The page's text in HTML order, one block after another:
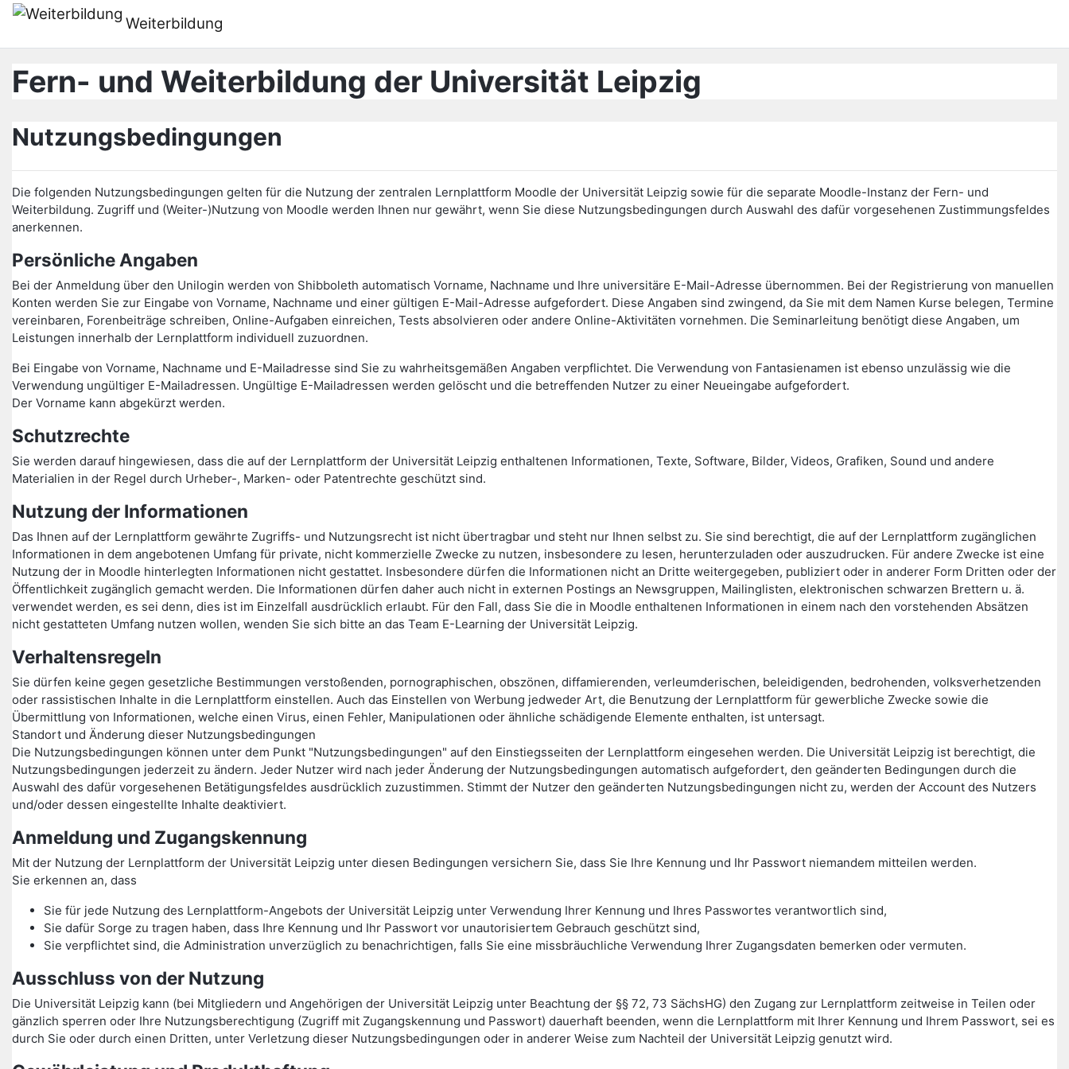
Zum Hauptinhalt
Weiterbildung
Fern- und Weiterbildung der Universität Leipzig
Nutzungsbedingungen
Die folgenden Nutzungsbedingungen gelten für die Nutzung der zentralen Lernplattform Moodle der Universität Leipzig sowie für die separate Moodle-Instanz der Fern- und
Weiterbildung. Zugriff und (Weiter-)Nutzung von Moodle werden Ihnen nur gewährt, wenn Sie diese Nutzungsbedingungen durch Auswahl des dafür vorgesehenen Zustimmungsfeldes
anerkennen.
Persönliche Angaben
Bei der Anmeldung über den Unilogin werden von Shibboleth automatisch Vorname, Nachname und Ihre universitäre E-Mail-Adresse übernommen. Bei der Registrierung von manuellen
Konten werden Sie zur Eingabe von Vorname, Nachname und einer gültigen E-Mail-Adresse aufgefordert. Diese Angaben sind zwingend, da Sie mit dem Namen Kurse belegen, Termine
vereinbaren, Forenbeiträge schreiben, Online-Aufgaben einreichen, Tests absolvieren oder andere Online-Aktivitäten vornehmen. Die Seminarleitung benötigt diese Angaben, um
Leistungen innerhalb der Lernplattform individuell zuzuordnen.
Bei Eingabe von Vorname, Nachname und E-Mailadresse sind Sie zu wahrheitsgemäßen Angaben verpflichtet. Die Verwendung von Fantasienamen ist ebenso unzulässig wie die
Verwendung ungültiger E-Mailadressen. Ungültige E-Mailadressen werden gelöscht und die betreffenden Nutzer zu einer Neueingabe aufgefordert.
Der Vorname kann abgekürzt werden.
Schutzrechte
Sie werden darauf hingewiesen, dass die auf der Lernplattform der Universität Leipzig enthaltenen Informationen, Texte, Software, Bilder, Videos, Grafiken, Sound und andere
Materialien in der Regel durch Urheber-, Marken- oder Patentrechte geschützt sind.
Nutzung der Informationen
Das Ihnen auf der Lernplattform gewährte Zugriffs- und Nutzungsrecht ist nicht übertragbar und steht nur Ihnen selbst zu. Sie sind berechtigt, die auf der Lernplattform zugänglichen
Informationen in dem angebotenen Umfang für private, nicht kommerzielle Zwecke zu nutzen, insbesondere zu lesen, herunterzuladen oder auszudrucken. Für andere Zwecke ist eine
Nutzung der in Moodle hinterlegten Informationen nicht gestattet. Insbesondere dürfen die Informationen nicht an Dritte weitergegeben, publiziert oder in anderer Form Dritten oder der
Öffentlichkeit zugänglich gemacht werden. Die Informationen dürfen daher auch nicht in externen Postings an Newsgruppen, Mailinglisten, elektronischen schwarzen Brettern u. ä.
verwendet werden, es sei denn, dies ist im Einzelfall ausdrücklich erlaubt. Für den Fall, dass Sie die in Moodle enthaltenen Informationen in einem nach den vorstehenden Absätzen
nicht gestatteten Umfang nutzen wollen, wenden Sie sich bitte an das Team E-Learning der Universität Leipzig.
Verhaltensregeln
Sie dürfen keine gegen gesetzliche Bestimmungen verstoßenden, pornographischen, obszönen, diffamierenden, verleumderischen, beleidigenden, bedrohenden, volksverhetzenden
oder rassistischen Inhalte in die Lernplattform einstellen. Auch das Einstellen von Werbung jedweder Art, die Benutzung der Lernplattform für gewerbliche Zwecke sowie die
Übermittlung von Informationen, welche einen Virus, einen Fehler, Manipulationen oder ähnliche schädigende Elemente enthalten, ist untersagt.
Standort und Änderung dieser Nutzungsbedingungen
Die Nutzungsbedingungen können unter dem Punkt "Nutzungsbedingungen" auf den Einstiegsseiten der Lernplattform eingesehen werden. Die Universität Leipzig ist berechtigt, die
Nutzungsbedingungen jederzeit zu ändern. Jeder Nutzer wird nach jeder Änderung der Nutzungsbedingungen automatisch aufgefordert, den geänderten Bedingungen durch die
Auswahl des dafür vorgesehenen Betätigungsfeldes ausdrücklich zuzustimmen. Stimmt der Nutzer den geänderten Nutzungsbedingungen nicht zu, werden der Account des Nutzers
und/oder dessen eingestellte Inhalte deaktiviert.
Anmeldung und Zugangskennung
Mit der Nutzung der Lernplattform der Universität Leipzig unter diesen Bedingungen versichern Sie, dass Sie Ihre Kennung und Ihr Passwort niemandem mitteilen werden.
Sie erkennen an, dass
Sie für jede Nutzung des Lernplattform-Angebots der Universität Leipzig unter Verwendung Ihrer Kennung und Ihres Passwortes verantwortlich sind,
Sie dafür Sorge zu tragen haben, dass Ihre Kennung und Ihr Passwort vor unautorisiertem Gebrauch geschützt sind,
Sie verpflichtet sind, die Administration unverzüglich zu benachrichtigen, falls Sie eine missbräuchliche Verwendung Ihrer Zugangsdaten bemerken oder vermuten.
Ausschluss von der Nutzung
Die Universität Leipzig kann (bei Mitgliedern und Angehörigen der Universität Leipzig unter Beachtung der §§ 72, 73 SächsHG) den Zugang zur Lernplattform zeitweise in Teilen oder
gänzlich sperren oder Ihre Nutzungsberechtigung (Zugriff mit Zugangskennung und Passwort) dauerhaft beenden, wenn die Lernplattform mit Ihrer Kennung und Ihrem Passwort, sei es
durch Sie oder durch einen Dritten, unter Verletzung dieser Nutzungsbedingungen oder in anderer Weise zum Nachteil der Universität Leipzig genutzt wird.